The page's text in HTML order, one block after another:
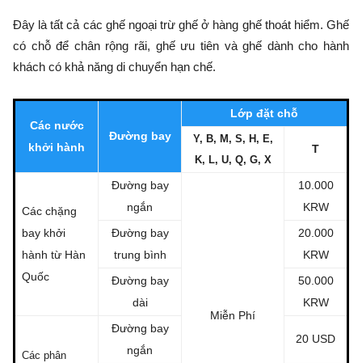
Đây là tất cả các ghế ngoại trừ ghế ở hàng ghế thoát hiểm. Ghế
có chỗ để chân rộng rãi, ghế ưu tiên và ghế dành cho hành
khách có khả năng di chuyển hạn chế.
Các nước
khởi hành
Đường bay
Lớp đặt chỗ
Y, B, M, S, H, E,
K, L, U, Q, G, X
T
Các chặng
bay khởi
hành từ Hàn
Quốc
Đường bay
ngắn
Miễn Phí
10.000
KRW
Đường bay
trung bình
20.000
KRW
Đường bay
dài
50.000
KRW
Các phân
Đường bay
ngắn
20 USD